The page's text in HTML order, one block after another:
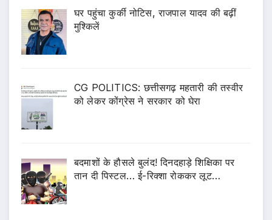
घर पहुंचा कुर्की नोटिस, राजपाल यादव की बढ़ीं
मुश्किलें
CG POLITICS: छत्तीसगढ़ महतारी की तस्वीर
को लेकर कोंग्रेस ने सरकार को घेरा
बदमाशों के हौसले बुलंद! दिनदहाड़े शिक्षिका पर
तान दी पिस्टल… ई-रिक्शा रोककर लूट…